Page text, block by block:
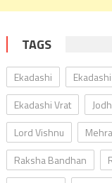
TAGS
Ekadashi
Ekadashi Vrat
Lord Vishnu
Raksha Bandhan